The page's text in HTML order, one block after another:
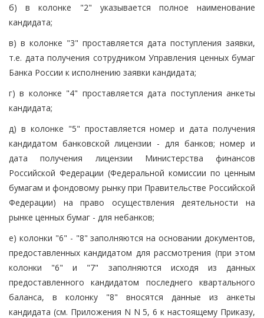
б) в колонке "2" указывается полное наименование
кандидата;
в) в колонке "3" проставляется дата поступления заявки,
т.е. дата получения сотрудником Управления ценных бумаг
Банка России к исполнению заявки кандидата;
г) в колонке "4" проставляется дата поступления анкеты
кандидата;
д) в колонке "5" проставляется номер и дата получения
кандидатом банковской лицензии - для банков; номер и
дата получения лицензии Министерства финансов
Российской Федерации (Федеральной комиссии по ценным
бумагам и фондовому рынку при Правительстве Российской
Федерации) на право осуществления деятельности на
рынке ценных бумаг - для небанков;
е) колонки "6" - "8" заполняются на основании документов,
предоставленных кандидатом для рассмотрения (при этом
колонки "6" и "7" заполняются исходя из данных
предоставленного кандидатом последнего квартального
баланса, в колонку "8" вносятся данные из анкеты
кандидата (см. Приложения N N 5, 6 к настоящему Приказу,